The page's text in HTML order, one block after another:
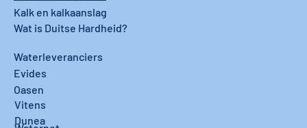
Waterleveranciers
Evides
Oasen
Vitens
Dunea
Kalk en kalkaanslag
Wat is Duitse Hardheid?